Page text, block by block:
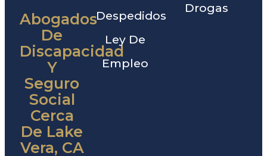
Abogados
De
Discapacidad
Y
Seguro
Social
Cerca
De Lake
Vera, CA
Despedidos
Ley De
Empleo
Drogas